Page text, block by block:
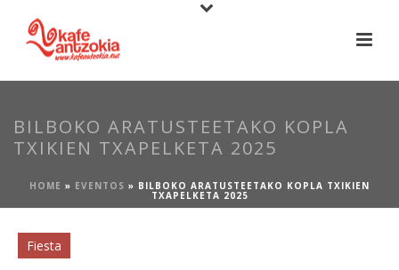
BILBOKO ARATUSTEETAKO KOPLA
TXIKIEN TXAPELKETA 2025
HOME » EVENTOS » BILBOKO ARATUSTEETAKO KOPLA TXIKIEN
TXAPELKETA 2025
Fiesta